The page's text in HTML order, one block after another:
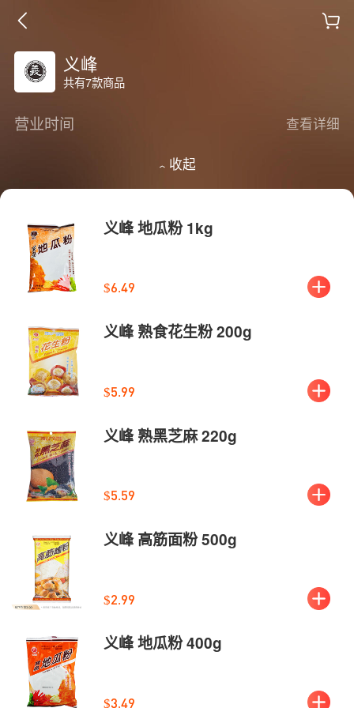
义峰
共有7款商品
营业时间 查看详细
收起
义峰 地瓜粉 1kg
$6.49
义峰 熟食花生粉 200g
$5.99
义峰 熟黑芝麻 220g
$5.59
义峰 高筋面粉 500g
$2.99
义峰 地瓜粉 400g
$3.49